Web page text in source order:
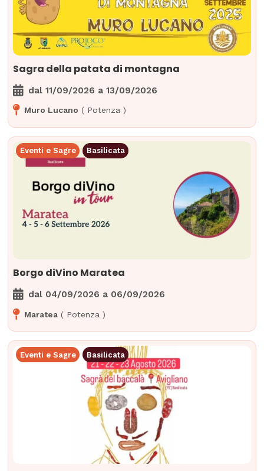
Sagra della patata di montagna
dal11/09/2026 a 13/09/2026
Muro Lucano ( Potenza )
Eventi e Sagre Basilicata
Borgo diVino Maratea
dal 04/09/2026 a 06/09/2026
Maratea ( Potenza )
Eventi e Sagre Basilicata